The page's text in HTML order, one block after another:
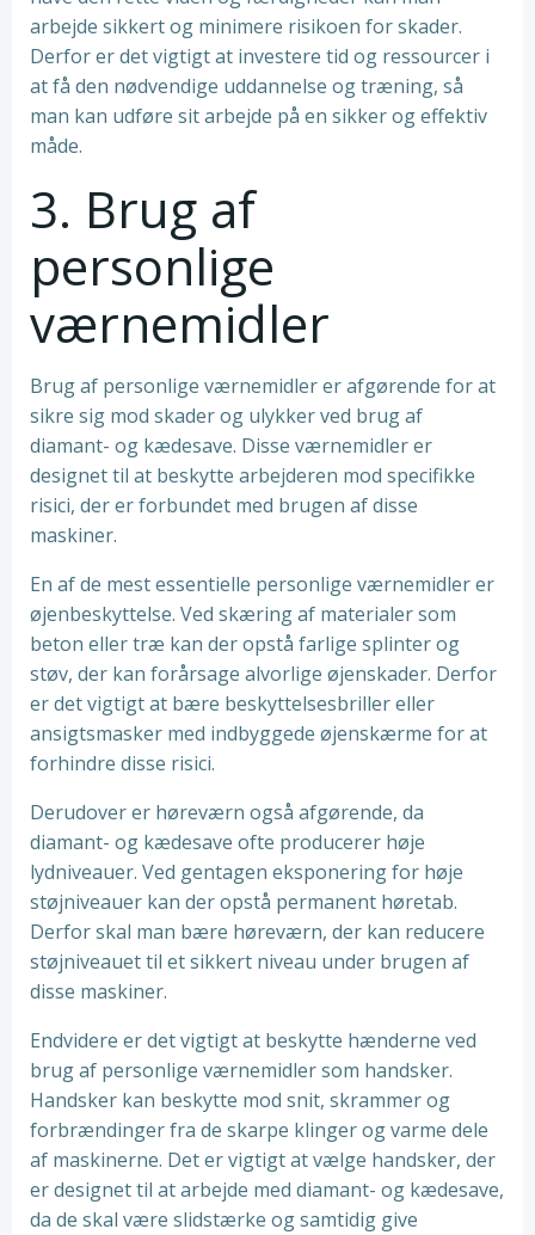
arbejde sikkert og minimere risikoen for skader.
Derfor er det vigtigt at investere tid og ressourcer i
at få den nødvendige uddannelse og træning, så
man kan udføre sit arbejde på en sikker og effektiv
måde.
3. Brug af
personlige
værnemidler
Brug af personlige værnemidler er afgørende for at
sikre sig mod skader og ulykker ved brug af
diamant- og kædesave. Disse værnemidler er
designet til at beskytte arbejderen mod specifikke
risici, der er forbundet med brugen af disse
maskiner.
En af de mest essentielle personlige værnemidler er
øjenbeskyttelse. Ved skæring af materialer som
beton eller træ kan der opstå farlige splinter og
støv, der kan forårsage alvorlige øjenskader. Derfor
er det vigtigt at bære beskyttelsesbriller eller
ansigtsmasker med indbyggede øjenskærme for at
forhindre disse risici.
Derudover er høreværn også afgørende, da
diamant- og kædesave ofte producerer høje
lydniveauer. Ved gentagen eksponering for høje
støjniveauer kan der opstå permanent høretab.
Derfor skal man bære høreværn, der kan reducere
støjniveauet til et sikkert niveau under brugen af
disse maskiner.
Endvidere er det vigtigt at beskytte hænderne ved
brug af personlige værnemidler som handsker.
Handsker kan beskytte mod snit, skrammer og
forbrændinger fra de skarpe klinger og varme dele
af maskinerne. Det er vigtigt at vælge handsker, der
er designet til at arbejde med diamant- og kædesave,
da de skal være slidstærke og samtidig give